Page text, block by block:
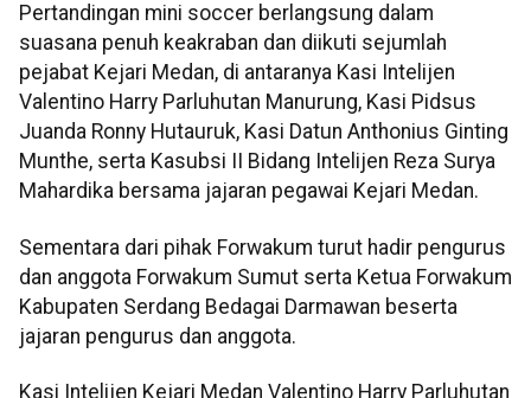
Pertandingan mini soccer berlangsung dalam
suasana penuh keakraban dan diikuti sejumlah
pejabat Kejari Medan, di antaranya Kasi Intelijen
Valentino Harry Parluhutan Manurung, Kasi Pidsus
Juanda Ronny Hutauruk, Kasi Datun Anthonius Ginting
Munthe, serta Kasubsi II Bidang Intelijen Reza Surya
Mahardika bersama jajaran pegawai Kejari Medan.
Sementara dari pihak Forwakum turut hadir pengurus
dan anggota Forwakum Sumut serta Ketua Forwakum
Kabupaten Serdang Bedagai Darmawan beserta
jajaran pengurus dan anggota.
Kasi Intelijen Kejari Medan Valentino Harry Parluhutan